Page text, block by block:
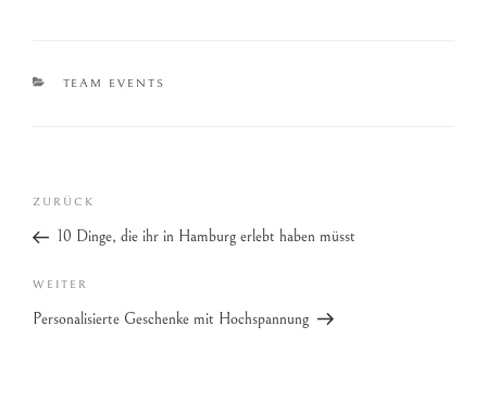
TEAM EVENTS
ZURÜCK
10 Dinge, die ihr in Hamburg erlebt haben müsst
WEITER
Personalisierte Geschenke mit Hochspannung